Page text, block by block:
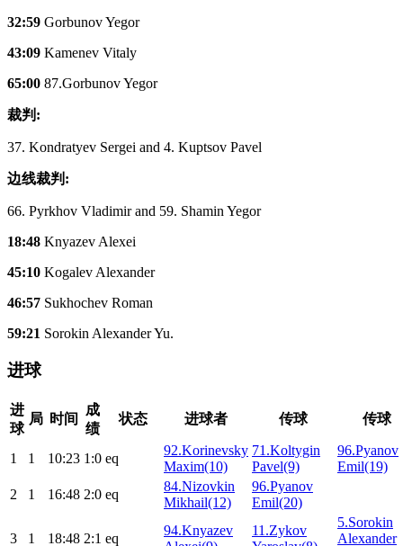
32:59 Gorbunov Yegor
43:09 Kamenev Vitaly
65:00 87.Gorbunov Yegor
裁判:
37. Kondratyev Sergei and 4. Kuptsov Pavel
边线裁判:
66. Pyrkhov Vladimir and 59. Shamin Yegor
18:48 Knyazev Alexei
45:10 Kogalev Alexander
46:57 Sukhochev Roman
59:21 Sorokin Alexander Yu.
进球
进
球
局 时间
成
绩
状态 进球者 传球 传球
1 1 10:23 1:0 eq
92.Korinevsky
Maxim(10)
71.Koltygin
Pavel(9)
96.Pyanov
Emil(19)
2
1 16:48 2:0 eq
84.Nizovkin
Mikhail(12)
96.Pyanov
Emil(20)
3 1 18:48 2:1 eq
94.Knyazev
11.Zykov
5.Sorokin
Alexander